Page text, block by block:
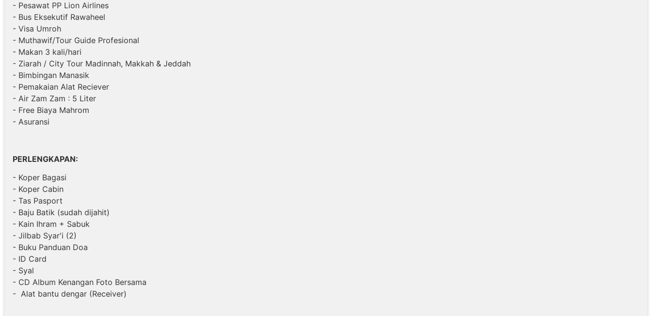
- Pesawat PP Lion Airlines
- Bus Eksekutif Rawaheel
- Visa Umroh
- Muthawif/Tour Guide Profesional
- Makan 3 kali/hari
- Ziarah / City Tour Madinnah, Makkah & Jeddah
- Bimbingan Manasik
- Pemakaian Alat Reciever
- Air Zam Zam : 5 Liter
- Free Biaya Mahrom
- Asuransi
PERLENGKAPAN:
- Koper Bagasi
- Koper Cabin
- Tas Pasport
- Baju Batik (sudah dijahit)
- Kain Ihram + Sabuk
- Jilbab Syar'i (2)
- Buku Panduan Doa
- ID Card
- Syal
- CD Album Kenangan Foto Bersama
- Alat bantu dengar (Receiver)